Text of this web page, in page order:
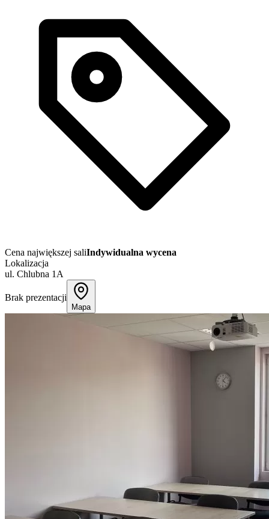
Cena największej saliIndywidualna wycena
Lokalizacja
ul. Chlubna 1A
Brak prezentacji
Mapa